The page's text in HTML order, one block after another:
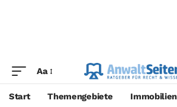
Aa
Start Themengebiete Immobilien